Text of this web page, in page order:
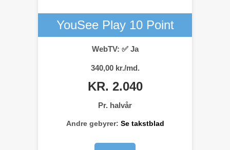
YouSee Play 10 Point
WebTV: ✅ Ja
340,00 kr./md.
KR. 2.040
Pr. halvår
Andre gebyrer: Se takstblad